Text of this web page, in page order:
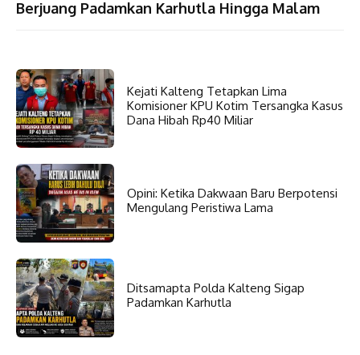
Berjuang Padamkan Karhutla Hingga Malam
Kejati Kalteng Tetapkan Lima
Komisioner KPU Kotim Tersangka Kasus
Dana Hibah Rp40 Miliar
Opini: Ketika Dakwaan Baru Berpotensi
Mengulang Peristiwa Lama
Ditsamapta Polda Kalteng Sigap
Padamkan Karhutla